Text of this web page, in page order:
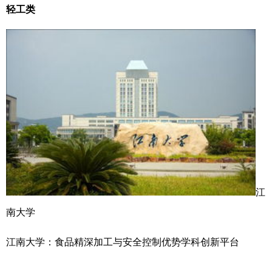
轻工类
江
南大学
江南大学：食品精深加工与安全控制优势学科创新平台